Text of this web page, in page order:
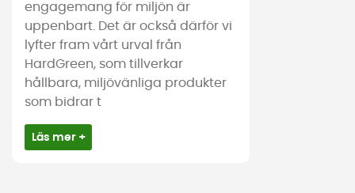
engagemang för miljön är
uppenbart. Det är också därför vi
lyfter fram vårt urval från
HardGreen, som tillverkar
hållbara, miljövänliga produkter
som bidrar t
Läs mer +